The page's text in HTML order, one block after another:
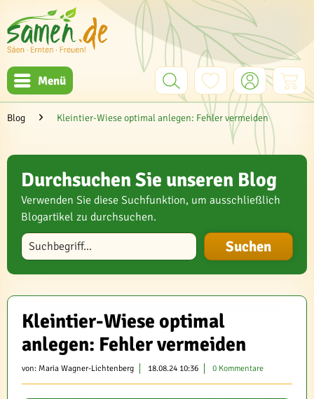
Menü
Blog Kleintier-Wiese optimal anlegen: Fehler vermeiden
Durchsuchen Sie unseren Blog
Verwenden Sie diese Suchfunktion, um ausschließlich
Blogartikel zu durchsuchen.
Blog durchsuchen
Kleintier-Wiese optimal
anlegen: Fehler vermeiden
von: Maria Wagner-Lichtenberg 18.08.24 10:36 0 Kommentare